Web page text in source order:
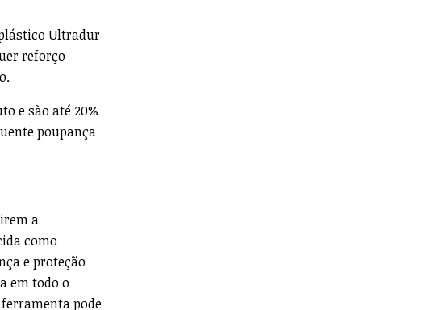
Ultradur
reforço
e são até 20%
poupança
a
como
e proteção
em todo o
pode